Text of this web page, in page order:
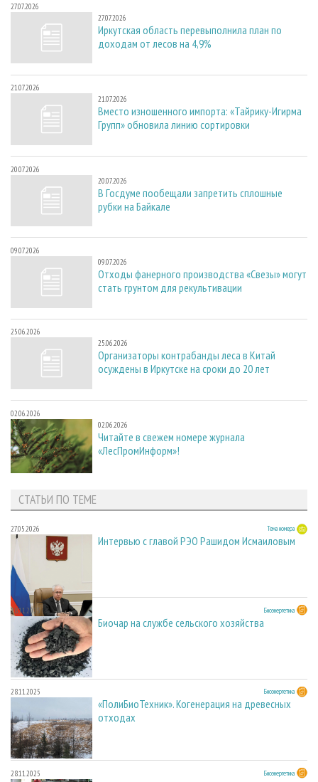
27.07.2026
27.07.2026
Иркутская область перевыполнила план по
доходам от лесов на 4,9%
21.07.2026
21.07.2026
Вместо изношенного импорта: «Тайрику-Игирма
Групп» обновила линию сортировки
20.07.2026
20.07.2026
В Госдуме пообещали запретить сплошные
рубки на Байкале
09.07.2026
09.07.2026
Отходы фанерного производства «Свезы» могут
стать грунтом для рекультивации
25.06.2026
25.06.2026
Организаторы контрабанды леса в Китай
осуждены в Иркутске на сроки до 20 лет
02.06.2026
02.06.2026
Читайте в свежем номере журнала
«ЛесПромИнформ»!
СТАТЬИ ПО ТЕМЕ
27.05.2026 Тема номера
Интервью с главой РЭО Рашидом Исмаиловым
28.11.2025 Биоэнергетика
Биочар на службе сельского хозяйства
28.11.2025 Биоэнергетика
«ПолиБиоТехник». Когенерация на древесных
отходах
28.11.2025 Биоэнергетика